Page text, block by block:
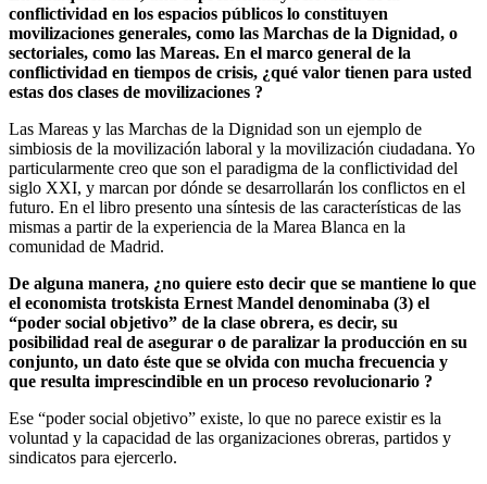
conflictividad en los espacios públicos lo constituyen
movilizaciones generales, como las Marchas de la Dignidad, o
sectoriales, como las Mareas. En el marco general de la
conflictividad en tiempos de crisis, ¿qué valor tienen para usted
estas dos clases de movilizaciones ?
Las Mareas y las Marchas de la Dignidad son un ejemplo de
simbiosis de la movilización laboral y la movilización ciudadana. Yo
particularmente creo que son el paradigma de la conflictividad del
siglo XXI, y marcan por dónde se desarrollarán los conflictos en el
futuro. En el libro presento una síntesis de las características de las
mismas a partir de la experiencia de la Marea Blanca en la
comunidad de Madrid.
De alguna manera, ¿no quiere esto decir que se mantiene lo que
el economista trotskista Ernest Mandel denominaba (3) el
“poder social objetivo” de la clase obrera, es decir, su
posibilidad real de asegurar o de paralizar la producción en su
conjunto, un dato éste que se olvida con mucha frecuencia y
que resulta imprescindible en un proceso revolucionario ?
Ese “poder social objetivo” existe, lo que no parece existir es la
voluntad y la capacidad de las organizaciones obreras, partidos y
sindicatos para ejercerlo.